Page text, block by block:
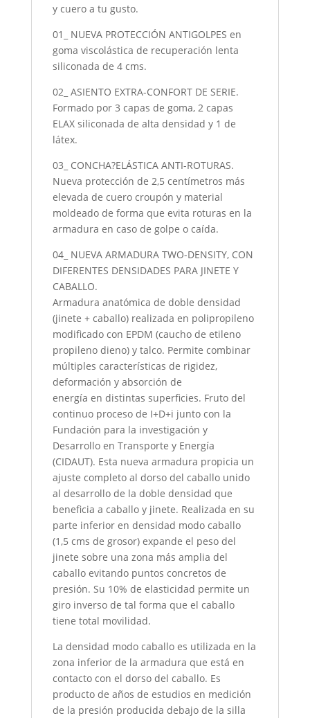
y cuero a tu gusto.
01_ NUEVA PROTECCIÓN ANTIGOLPES en
goma viscolástica de recuperación lenta
siliconada de 4 cms.
02_ ASIENTO EXTRA-CONFORT DE SERIE.
Formado por 3 capas de goma, 2 capas
ELAX siliconada de alta densidad y 1 de
látex.
03_ CONCHA?ELÁSTICA ANTI-ROTURAS.
Nueva protección de 2,5 centímetros más
elevada de cuero croupón y material
moldeado de forma que evita roturas en la
armadura en caso de golpe o caída.
04_ NUEVA ARMADURA TWO-DENSITY, CON
DIFERENTES DENSIDADES PARA JINETE Y
CABALLO.
Armadura anatómica de doble densidad
(jinete + caballo) realizada en polipropileno
modificado con EPDM (caucho de etileno
propileno dieno) y talco. Permite combinar
múltiples características de rigidez,
deformación y absorción de
energía en distintas superficies. Fruto del
continuo proceso de I+D+i junto con la
Fundación para la investigación y
Desarrollo en Transporte y Energía
(CIDAUT). Esta nueva armadura propicia un
ajuste completo al dorso del caballo unido
al desarrollo de la doble densidad que
beneficia a caballo y jinete. Realizada en su
parte inferior en densidad modo caballo
(1,5 cms de grosor) expande el peso del
jinete sobre una zona más amplia del
caballo evitando puntos concretos de
presión. Su 10% de elasticidad permite un
giro inverso de tal forma que el caballo
tiene total movilidad.
La densidad modo caballo es utilizada en la
zona inferior de la armadura que está en
contacto con el dorso del caballo. Es
producto de años de estudios en medición
de la presión producida debajo de la silla